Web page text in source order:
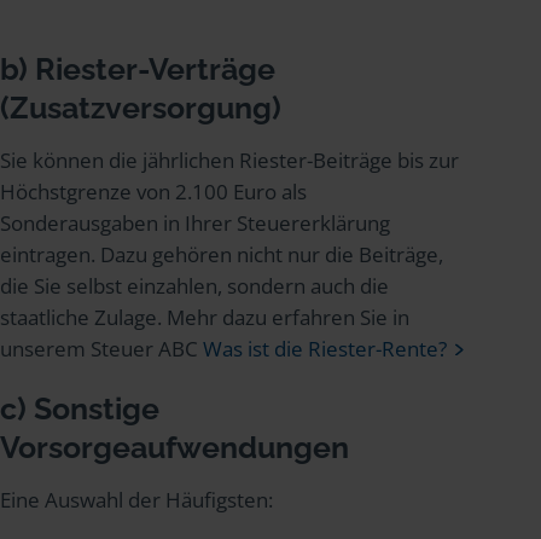
b) Riester-Verträge
(Zusatzversorgung)
Sie können die jährlichen Riester-Beiträge bis zur
Höchstgrenze von 2.100 Euro als
Sonderausgaben in Ihrer Steuererklärung
eintragen. Dazu gehören nicht nur die Beiträge,
die Sie selbst einzahlen, sondern auch die
staatliche Zulage. Mehr dazu erfahren Sie in
unserem Steuer ABC Was ist die Riester-Rente?
c) Sonstige
Vorsorgeaufwendungen
Eine Auswahl der Häufigsten: